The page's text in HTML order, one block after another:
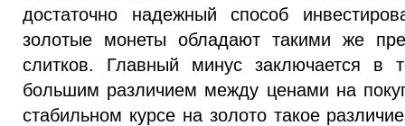
достаточно надежный способ
золотые монеты обладают такими же
слитков. Главный минус заключается в
большим различием между ценами на
стабильном курсе на золото такое